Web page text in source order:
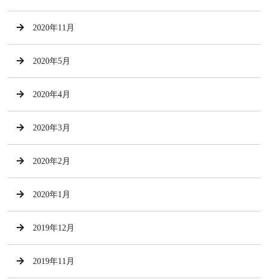
2020年11月
2020年5月
2020年4月
2020年3月
2020年2月
2020年1月
2019年12月
2019年11月